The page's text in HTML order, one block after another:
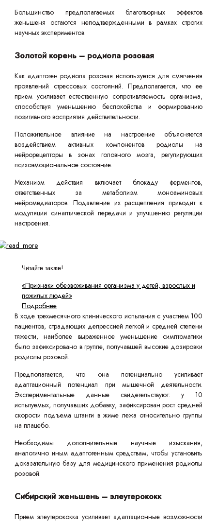
Большинство предполагаемых благотворных эффектов
женьшеня остаются неподтвержденными в рамках строгих
научных экспериментов.
Золотой корень – родиола розовая
Как адаптоген родиола розовая используется для смягчения
проявлений стрессовых состояний. Предполагается, что ее
прием усиливает естественную сопротивляемость организма,
способствуя уменьшению беспокойства и формированию
позитивного восприятия действительности.
Положительное влияние на настроение объясняется
воздействием активных компонентов родиолы на
нейрорецепторы в зонах головного мозга, регулирующих
психоэмоциональное состояние.
Механизм действия включает блокаду ферментов,
ответственных за метаболизм моноаминовых
нейромедиаторов. Подавление их расщепления приводит к
модуляции синаптической передачи и улучшению регуляции
настроения.
Читайте также!
«Признаки обезвоживания организма у детей, взрослых и
пожилых людей»
Подробнее
В ходе трехмесячного клинического испытания с участием 100
пациентов, страдающих депрессией легкой и средней степени
тяжести, наиболее выраженное уменьшение симптоматики
было зафиксировано в группе, получавшей высокие дозировки
родиолы розовой.
Предполагается, что она потенциально усиливает
адаптационный потенциал при мышечной деятельности.
Экспериментальные данные свидетельствуют: у 10
испытуемых, получавших добавку, зафиксирован рост средней
скорости подъема штанги в жиме лежа относительно группы
на плацебо.
Необходимы дополнительные научные изыскания,
аналогично иным адаптогенным средствам, чтобы установить
доказательную базу для медицинского применения родиолы
розовой.
Сибирский женьшень – элеутерококк
Прием элеутерококка усиливает адаптационные возможности